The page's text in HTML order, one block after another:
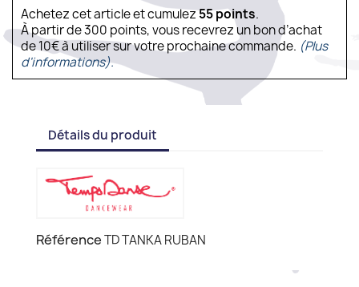
Achetez cet article et cumulez55points.
À partir de 300 points, vous recevrez un bon d’achat
de 10€ à utiliser sur votre prochaine commande. (Plus
d'informations).
Détails du produit
RéférenceTD TANKA RUBAN